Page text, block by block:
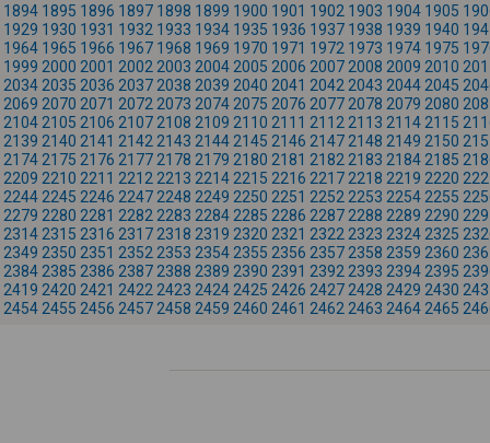
1894 1895 1896 1897 1898 1899 1900 1901 1902 1903 1904 1905
1929 1930 1931 1932 1933 1934 1935 1936 1937 1938 1939 1940
1964 1965 1966 1967 1968 1969 1970 1971 1972 1973 1974 1975
1999 2000 2001 2002 2003 2004 2005 2006 2007 2008 2009 2010
2034 2035 2036 2037 2038 2039 2040 2041 2042 2043 2044 2045
2069 2070 2071 2072 2073 2074 2075 2076 2077 2078 2079 2080
2104 2105 2106 2107 2108 2109 2110 2111 2112 2113 2114 2115
2139 2140 2141 2142 2143 2144 2145 2146 2147 2148 2149 2150
2174 2175 2176 2177 2178 2179 2180 2181 2182 2183 2184 2185
2209 2210 2211 2212 2213 2214 2215 2216 2217 2218 2219 2220
2244 2245 2246 2247 2248 2249 2250 2251 2252 2253 2254 2255
2279 2280 2281 2282 2283 2284 2285 2286 2287 2288 2289 2290
2314 2315 2316 2317 2318 2319 2320 2321 2322 2323 2324 2325
2349 2350 2351 2352 2353 2354 2355 2356 2357 2358 2359 2360
2384 2385 2386 2387 2388 2389 2390 2391 2392 2393 2394 2395
2419 2420 2421 2422 2423 2424 2425 2426 2427 2428 2429 2430
2454 2455 2456 2457 2458 2459 2460 2461 2462 2463 2464 2465